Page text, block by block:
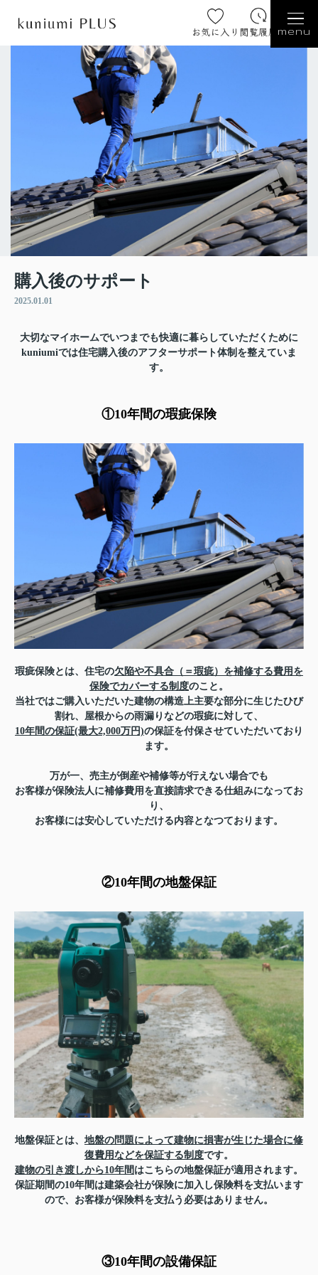
お気に入り 閲覧履歴 menu
購入後のサポート
2025.01.01
大切なマイホームでいつまでも快適に暮らしていただくために
kuniumiでは住宅購入後のアフターサポート体制を整えていま
す。
①10年間の瑕疵保険
瑕疵保険とは、住宅の欠陥や不具合（＝瑕疵）を補修する費用を
保険でカバーする制度のこと。
当社ではご購入いただいた建物の構造上主要な部分に生じたひび
割れ、屋根からの雨漏りなどの瑕疵に対して、
10年間の保証(最大2,000万円)の保証を付保させていただいており
ます。
万が一、売主が倒産や補修等が行えない場合でも
お客様が保険法人に補修費用を直接請求できる仕組みになってお
り、
お客様には安心していただける内容となつております。
②10年間の地盤保証
地盤保証とは、 地盤の問題によって建物に損害が生じた場合に修
復費用などを保証する制度です。
建物の引き渡しから10年間 はこちらの地盤保証が適用されます。
保証期間の10年間は建築会社が保険に加入し保険料を支払います
ので、お客様が保険料を支払う必要はありません。
③10年間の設備保証